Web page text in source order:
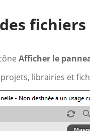
fichiers
Afficher le
librairies et